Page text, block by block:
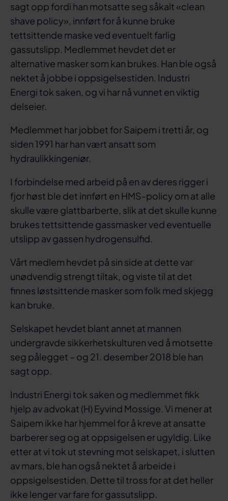
sagt opp fordi han motsatte seg såkalt «clean
shave policy», innført for å kunne bruke
tettsittende maske ved eventuelt farlig
gassutslipp. Medlemmet hevdet det er
alternative masker som kan brukes. Han ble også
nektet å jobbe i oppsigelsestiden. Industri
Energi tok saken, og vi har nå vunnet en viktig
delseier.
Medlemmet har jobbet for Saipem i tretti år, og
siden 1991 har han vært ansatt som
hydraulikkingeniør.
I forbindelse med arbeid på en av deres rigger i
fjor høst ble det innført en HMS-policy om at alle
skulle være glattbarberte, slik at det skulle kunne
brukes tettsittende gassmasker ved eventuelle
utslipp av gassen hydrogensulfid.
Vårt medlem hevdet på sin side at dette var
unødvendig strengt tiltak, og viste til at det
finnes løstsittende masker som folk med skjegg
kan bruke.
Selskapet hevdet blant annet at mannen
undergravde sikkerhetskulturen ved å motsette
seg pålegget – og 21. desember 2018 ble han
sagt opp.
Industri Energi tok saken og medlemmet fikk
hjelp av advokat (H) Eyvind Mossige. Vi mener at
Saipem ikke har hjemmel for å kreve at ansatte
barberer seg og at oppsigelsen er ugyldig. Like
etter at vi tok ut stevning mot selskapet, i slutten
av mars, ble han også nektet å arbeide i
oppsigelsestiden. Dette til tross for at det heller
ikke lenger var fare for gassutslipp.